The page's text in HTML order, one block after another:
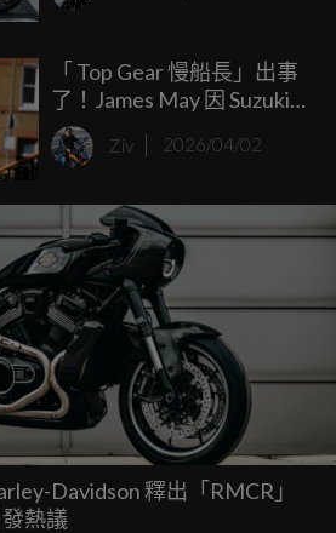
「 Top Gear 慢船長」出事
了！James May 因 Suzuki
經典二行程老車未投保險
鬧上法院，揭露英國超硬
Ziv 2026/04/02
Davidson 釋出「RMCR」
熱議